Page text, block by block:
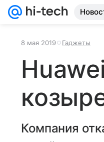
8 мая 2019 Гаджеты
Компания